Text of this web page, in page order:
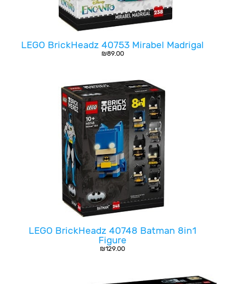
LEGO BrickHeadz 40753 Mirabel Madrigal
₪89.00
LEGO BrickHeadz 40748 Batman 8in1
Figure
₪129.00